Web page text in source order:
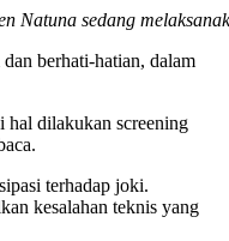
Natuna sedang
berhati-hatian, dalam
hal dilakukan screening
terhadap joki.
kesalahan teknis yang